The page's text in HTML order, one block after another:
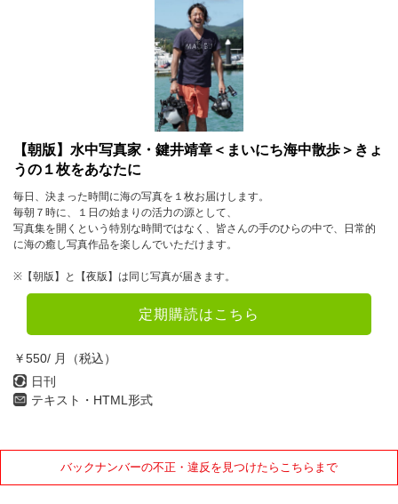
【朝版】水中写真家・鍵井靖章＜まいにち海中散歩＞きょ
うの１枚をあなたに
毎日、決まった時間に海の写真を１枚お届けします。
毎朝７時に、１日の始まりの活力の源として、
写真集を開くという特別な時間ではなく、皆さんの手のひらの中で、日常的
に海の癒し写真作品を楽しんでいただけます。
※【朝版】と【夜版】は同じ写真が届きます。
定期購読はこちら
￥550/ 月（税込）
日刊
テキスト・HTML形式
バックナンバーの不正・違反を見つけたらこちらまで